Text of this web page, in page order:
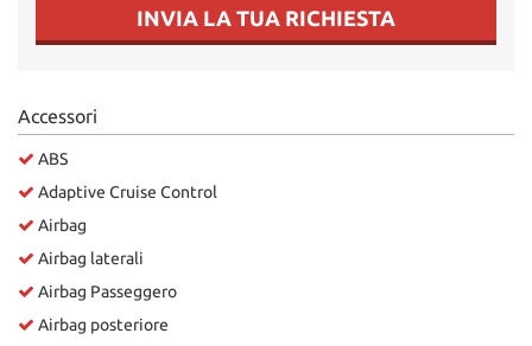
INVIA LA TUA RICHIESTA
Accessori
ABS
Adaptive Cruise Control
Airbag
Airbag laterali
Airbag Passeggero
Airbag posteriore